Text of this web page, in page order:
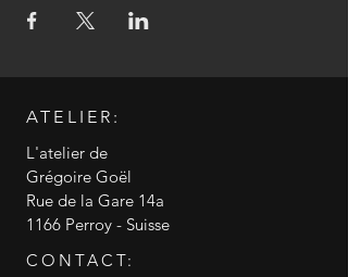
ATELIER:
L'atelier de
Grégoire Goël
Rue de la Gare 14a
1166 Perroy - Suisse
CONTACT: